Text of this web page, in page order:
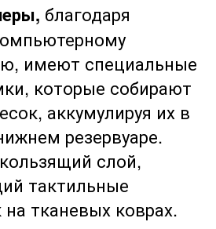
благодаря
имеют специальные
которые собирают
аккумулируя их в
резервуаре.
слой,
тактильные
тканевых коврах.